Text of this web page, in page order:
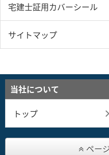
宅建士証用カバーシール
サイトマップ
当社について
トップ
ペー